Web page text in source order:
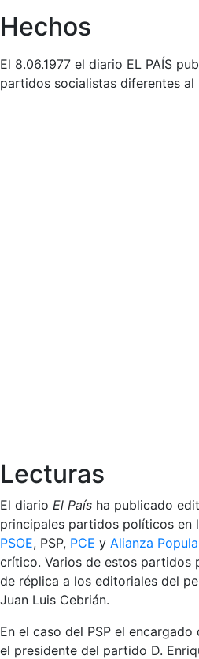
Hechos
El 8.06.1977 el diario EL PAÍS
partidos socialistas diferentes al
Lecturas
El diario El País ha publicado
principales partidos políticos en
PSOE, PSP, PCE y Alianza
crítico. Varios de estos partidos
de réplica a los editoriales del
Juan Luis Cebrián.
En el caso del PSP el encargado
el presidente del partido D.